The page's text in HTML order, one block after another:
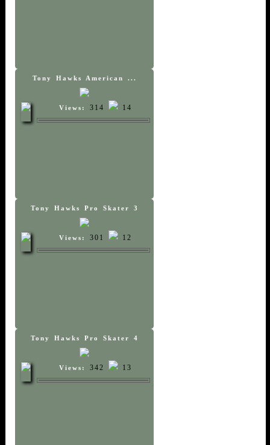
Tony Hawks American ...
Views: 314 14
Tony Hawks Pro Skater 3
Views: 301 12
Tony Hawks Pro Skater 4
Views: 342 13